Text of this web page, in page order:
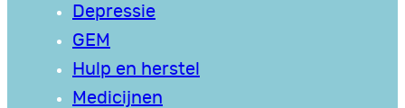
Depressie
GEM
Hulp en herstel
Medicijnen